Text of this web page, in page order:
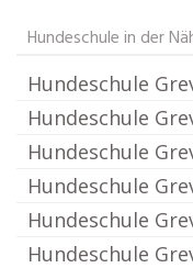
Hundeschule in der
Hundeschule
Hundeschule
Hundeschule
Hundeschule
Hundeschule
Hundeschule